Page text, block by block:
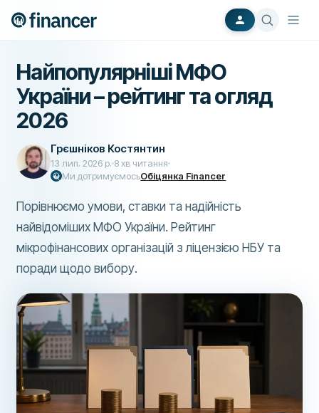
Найпопулярніші МФО
України – рейтинг та огляд
2026
Грєшніков Костянтин
13 лип. 2026 р. 8 хв читання
Ми дотримуємосьОбіцянка Financer
Порівнюємо умови, ставки та надійність
найвідоміших МФО України. Рейтинг
мікрофінансових організацій з ліцензією НБУ та
поради щодо вибору.